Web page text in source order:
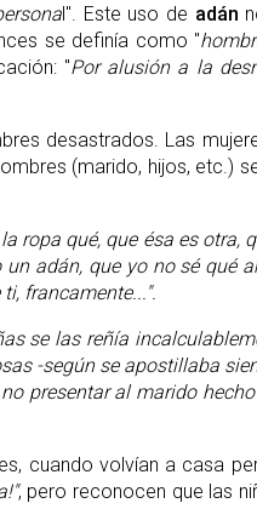
l". Este uso de adán
se definía como "
"Por alusión a la
desastrados. Las
(marido, hijos, etc.)
ropa qué, que ésa es otra,
adán, que yo no sé qué
francamente...".
se las reñía
-según se apostillaba
presentar al marido
cuando volvían a casa
, pero reconocen que las